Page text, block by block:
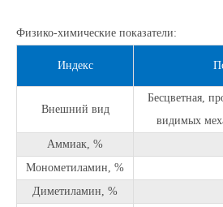
Физико-химические показатели:
Индекс
Внешний вид
Бесцветная,
видимых
Аммиак, %
Монометиламин, %
Диметиламин, %